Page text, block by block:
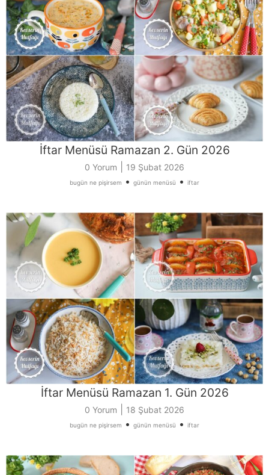
İftar Menüsü Ramazan 2. Gün 2026
0 Yorum 19 Şubat 2026
bugün ne pişirsem • günün menüsü • iftar
İftar Menüsü Ramazan 1. Gün 2026
0 Yorum 18 Şubat 2026
bugün ne pişirsem • günün menüsü • iftar